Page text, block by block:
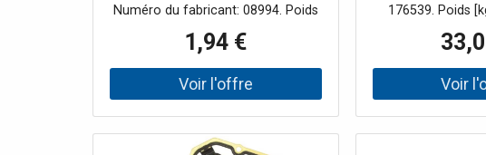
Numéro du fabricant: 08994. Poids
[kg]: 0,06. Type d'entraînement:
pour boîtes de vitesses
automatiques.
1,94 €
176539. Poids
numéro oe: